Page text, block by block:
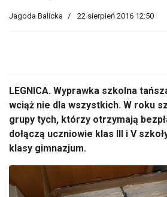
Jagoda Balicka 22 sierpień 2016 12:50
LEGNICA. Wyprawka szkolna
wciąż nie dla wszystkich. W roku
grupy tych, którzy otrzymają
dołączą uczniowie klas III i V
klasy gimnazjum.